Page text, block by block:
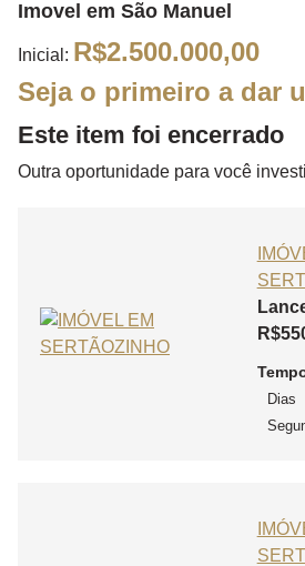
Imovel em São Manuel
Inicial: R$2.500.000,00
Seja o primeiro a dar
Este item foi encerrado
Outra oportunidade para você
R$
Dias